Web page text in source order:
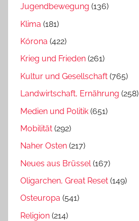
Jugendbewegung (136)
Klima (181)
Kórona (422)
Krieg und Frieden (261)
Kultur und Gesellschaft (765)
Landwirtschaft, Ernährung (258)
Medien und Politik (651)
Mobilität (292)
Naher Osten (217)
Neues aus Brüssel (167)
Oligarchen, Great Reset (149)
Osteuropa (541)
Religion (214)